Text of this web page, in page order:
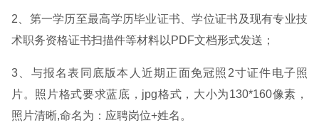
2、第一学历至最高学历毕业证书、学位证书及现有专业技
术职务资格证书扫描件等材料以PDF文档形式发送；
3、与报名表同底版本人近期正面免冠照2寸证件电子照
片。照片格式要求蓝底，jpg格式，大小为130*160像素，
照片清晰,命名为：应聘岗位+姓名。